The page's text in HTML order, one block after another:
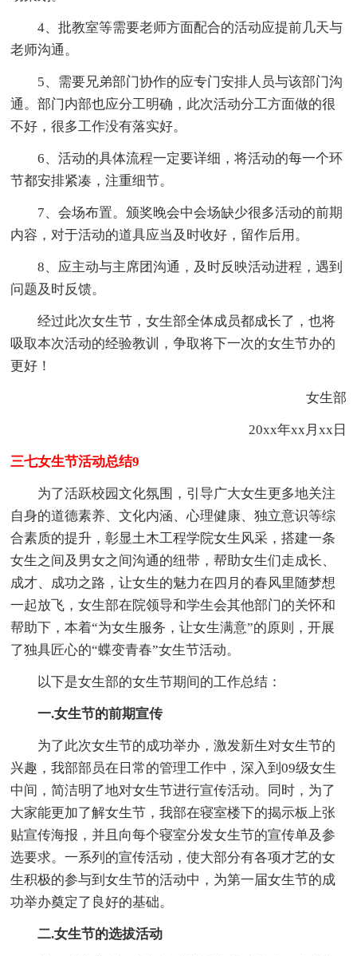
4、批教室等需要老师方面配合的活动应提前几天与
老师沟通。
5、需要兄弟部门协作的应专门安排人员与该部门沟
通。部门内部也应分工明确，此次活动分工方面做的很
不好，很多工作没有落实好。
6、活动的具体流程一定要详细，将活动的每一个环
节都安排紧凑，注重细节。
7、会场布置。颁奖晚会中会场缺少很多活动的前期
内容，对于活动的道具应当及时收好，留作后用。
8、应主动与主席团沟通，及时反映活动进程，遇到
问题及时反馈。
经过此次女生节，女生部全体成员都成长了，也将
吸取本次活动的经验教训，争取将下一次的女生节办的
更好！
女生部
20xx年xx月xx日
三七女生节活动总结9
为了活跃校园文化氛围，引导广大女生更多地关注
自身的道德素养、文化内涵、心理健康、独立意识等综
合素质的提升，彰显土木工程学院女生风采，搭建一条
女生之间及男女之间沟通的纽带，帮助女生们走成长、
成才、成功之路，让女生的魅力在四月的春风里随梦想
一起放飞，女生部在院领导和学生会其他部门的关怀和
帮助下，本着“为女生服务，让女生满意”的原则，开展
了独具匠心的“蝶变青春”女生节活动。
以下是女生部的女生节期间的工作总结：
一.女生节的前期宣传
为了此次女生节的成功举办，激发新生对女生节的
兴趣，我部部员在日常的管理工作中，深入到09级女生
中间，简洁明了地对女生节进行宣传活动。同时，为了
大家能更加了解女生节，我部在寝室楼下的揭示板上张
贴宣传海报，并且向每个寝室分发女生节的宣传单及参
选要求。一系列的宣传活动，使大部分有各项才艺的女
生积极的参与到女生节的活动中，为第一届女生节的成
功举办奠定了良好的基础。
二.女生节的选拔活动